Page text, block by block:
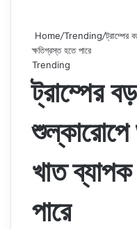
Home/Trending/ট্রাম্পের
ক্ষতিগ্রস্ত হতে পারে
Trending
ট্রাম্পের
শুল্কারোপে
খাত
পারে